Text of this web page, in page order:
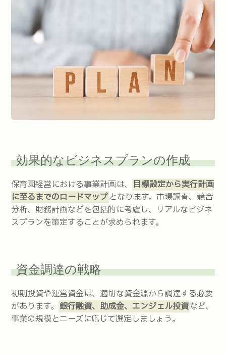
効果的なビジネスプランの作成
保育園経営における事業計画は、
目標設定から実行計画
に至るまでのロードマップ となります。市場調査、競合
分析、財務計画などを包括的に考慮し、リアルなビジネ
スプランを策定することが求められます。
資金調達の戦略
初期投資や運営資金は、適切な資金源から調達する必要
があります。 銀行融資、助成金、エンジェル投資など、
事業の規模とニーズに応じて選定しましょう。